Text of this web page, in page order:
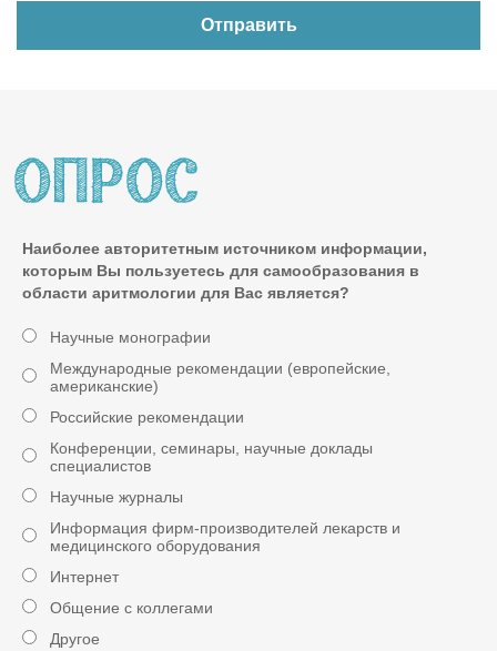
Наиболее авторитетным источником информации,
которым Вы пользуетесь для самообразования в
области аритмологии для Вас является?
Научные монографии
Международные рекомендации (европейские,
американские)
Российские рекомендации
Конференции, семинары, научные доклады
специалистов
Научные журналы
Информация фирм-производителей лекарств и
медицинского оборудования
Интернет
Общение с коллегами
Другое